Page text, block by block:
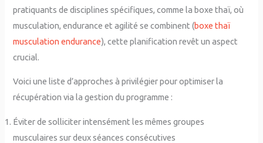
pratiquants de disciplines spécifiques, comme la boxe thaï, où
musculation, endurance et agilité se combinent (boxe thaï
musculation endurance), cette planification revêt un aspect
crucial.
Voici une liste d’approches à privilégier pour optimiser la
récupération via la gestion du programme :
Éviter de solliciter intensément les mêmes groupes
musculaires sur deux séances consécutives